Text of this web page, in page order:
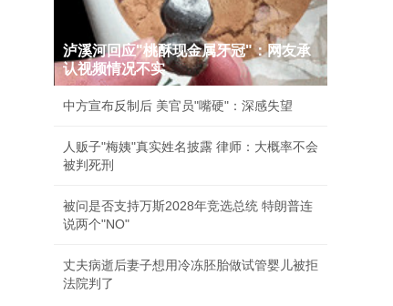
泸溪河回应"桃酥现金属牙冠"：网友承
认视频情况不实
中方宣布反制后 美官员"嘴硬"：深感失望
人贩子"梅姨"真实姓名披露 律师：大概率不会
被判死刑
被问是否支持万斯2028年竞选总统 特朗普连
说两个"NO"
丈夫病逝后妻子想用冷冻胚胎做试管婴儿被拒
法院判了